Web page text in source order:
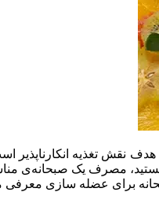
تغذیه انکارناپذیر
مصرف یک صبحانه‌ی
برای عضله سازی معرفی